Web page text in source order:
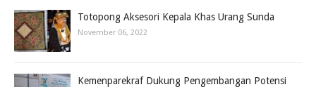
Totopong Aksesori Kepala Khas Urang Sunda
November 06, 2022
Kemenparekraf Dukung Pengembangan Potensi